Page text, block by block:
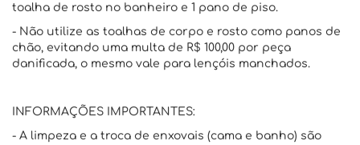
toalha de rosto no banheiro e 1 pano de piso.
- Não utilize as toalhas de corpo e rosto como panos de
chão, evitando uma multa de R$ 100,00 por peça
danificada, o mesmo vale para lençóis manchados.
INFORMAÇÕES IMPORTANTES:
- A limpeza e a troca de enxovais (cama e banho) são